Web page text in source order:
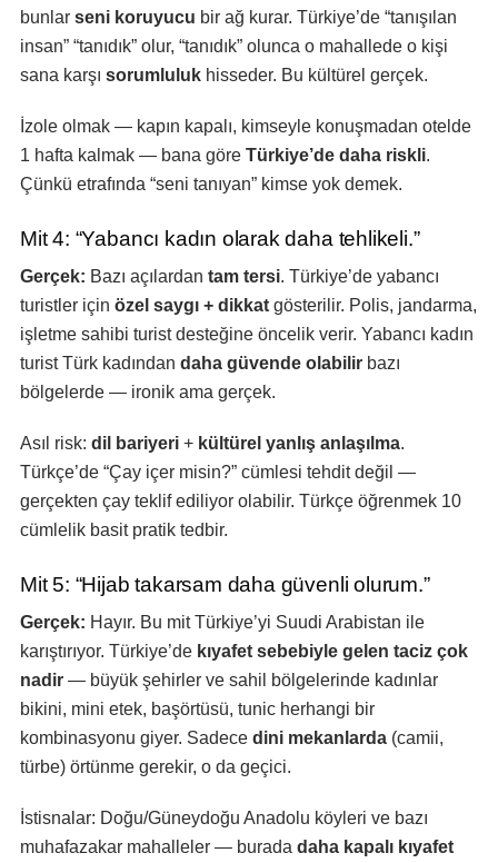
bunlar seni koruyucu bir ağ kurar. Türkiye’de “tanışılan
insan” “tanıdık” olur, “tanıdık” olunca o mahallede o kişi
sana karşı sorumluluk hisseder. Bu kültürel gerçek.
İzole olmak — kapın kapalı, kimseyle konuşmadan otelde
1 hafta kalmak — bana göre Türkiye’de daha riskli.
Çünkü etrafında “seni tanıyan” kimse yok demek.
Mit 4: “Yabancı kadın olarak daha tehlikeli.”
Gerçek: Bazı açılardan tam tersi. Türkiye’de yabancı
turistler için özel saygı + dikkat gösterilir. Polis, jandarma,
işletme sahibi turist desteğine öncelik verir. Yabancı kadın
turist Türk kadından daha güvende olabilir bazı
bölgelerde — ironik ama gerçek.
Asıl risk: dil bariyeri + kültürel yanlış anlaşılma.
Türkçe’de “Çay içer misin?” cümlesi tehdit değil —
gerçekten çay teklif ediliyor olabilir. Türkçe öğrenmek 10
cümlelik basit pratik tedbir.
Mit 5: “Hijab takarsam daha güvenli olurum.”
Gerçek: Hayır. Bu mit Türkiye’yi Suudi Arabistan ile
karıştırıyor. Türkiye’de kıyafet sebebiyle gelen taciz çok
nadir — büyük şehirler ve sahil bölgelerinde kadınlar
bikini, mini etek, başörtüsü, tunic herhangi bir
kombinasyonu giyer. Sadece dini mekanlarda (camii,
türbe) örtünme gerekir, o da geçici.
İstisnalar: Doğu/Güneydoğu Anadolu köyleri ve bazı
muhafazakar mahalleler — burada daha kapalı kıyafet